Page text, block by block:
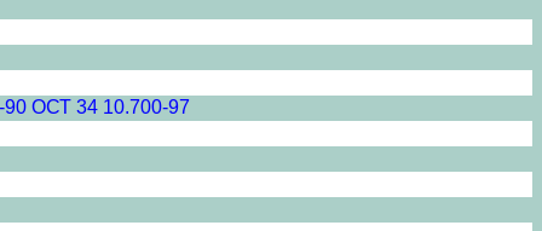
ОСТ 34 10.700-97